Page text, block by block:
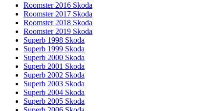
Roomster 2016 Skoda
Roomster 2017 Skoda
Roomster 2018 Skoda
Roomster 2019 Skoda
Superb 1998 Skoda
Superb 1999 Skoda
Superb 2000 Skoda
Superb 2001 Skoda
Superb 2002 Skoda
Superb 2003 Skoda
Superb 2004 Skoda
Superb 2005 Skoda